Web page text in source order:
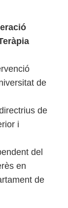
de
de
i
del
en
de